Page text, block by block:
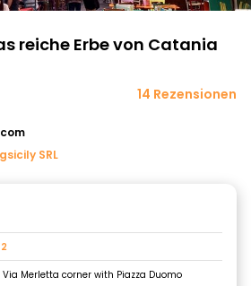
reiche Erbe von Catania
14 Rezensionen
SRL
Merletta corner with Piazza Duomo